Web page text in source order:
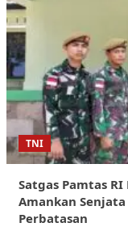
TNI
Satgas Pamtas
Amankan
Perbatasan